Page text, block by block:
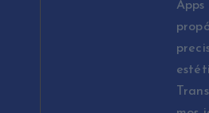
Apps